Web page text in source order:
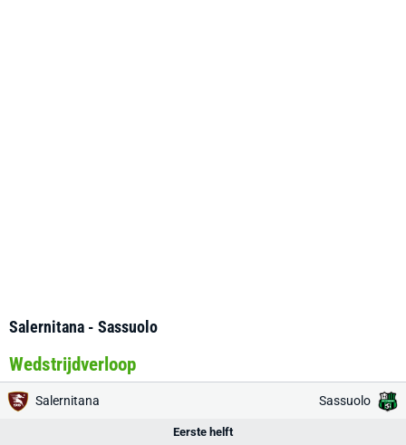
Salernitana - Sassuolo
Wedstrijdverloop
Salernitana Sassuolo
Eerste helft